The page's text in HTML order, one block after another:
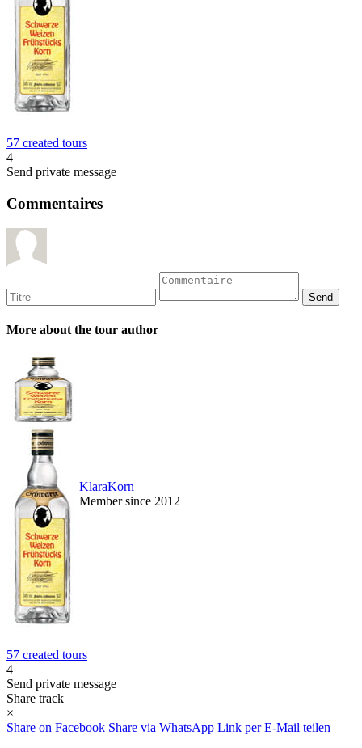
57 created tours
4
Send private message
Commentaires
More about the tour author
KlaraKorn
Member since 2012
57 created tours
4
Send private message
Share track
×
Share on Facebook Share via WhatsApp Link per E-Mail teilen